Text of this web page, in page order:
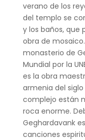
verano de los
del templo se
y los baños, que
obra de
monasterio de
Mundial por la
es la obra
armenia del siglo
complejo están
roca enorme.
Geghardavank
canciones